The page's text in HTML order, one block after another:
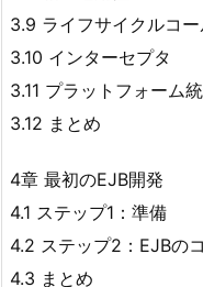
3.9 ライフサイクルコー
3.10 インターセプタ
3.11 プラットフォーム
3.12 まとめ
4章 最初のEJB開発
4.1 ステップ1：準備
4.2 ステップ2：EJBの
4.3 まとめ